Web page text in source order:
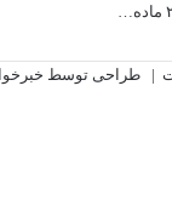
طراحی توسط